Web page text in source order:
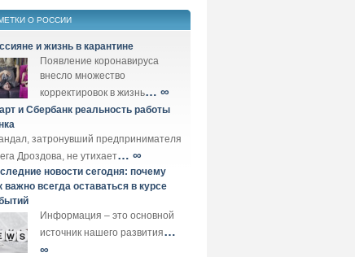
О РОССИИ
и жизнь в карантине
Появление коронавируса
внесло множество
корректировок в жизнь… ∞
и Сбербанк реальность работы
затронувший предпринимателя
Дроздова, не утихает… ∞
новости сегодня: почему
важно всегда оставаться в курсе
Информация – это основной
источник нашего развития…
∞